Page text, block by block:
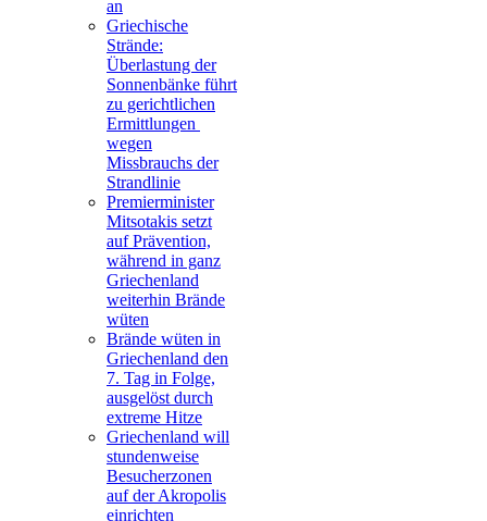
an
Griechische
Strände:
Überlastung der
Sonnenbänke führt
zu gerichtlichen
Ermittlungen
wegen
Missbrauchs der
Strandlinie
Premierminister
Mitsotakis setzt
auf Prävention,
während in ganz
Griechenland
weiterhin Brände
wüten
Brände wüten in
Griechenland den
7. Tag in Folge,
ausgelöst durch
extreme Hitze
Griechenland will
stundenweise
Besucherzonen
auf der Akropolis
einrichten